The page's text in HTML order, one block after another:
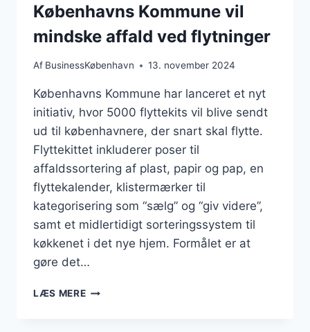
Københavns Kommune vil
mindske affald ved flytninger
Af BusinessKøbenhavn 13. november 2024
Københavns Kommune har lanceret et nyt
initiativ, hvor 5000 flyttekits vil blive sendt
ud til københavnere, der snart skal flytte.
Flyttekittet inkluderer poser til
affaldssortering af plast, papir og pap, en
flyttekalender, klistermærker til
kategorisering som “sælg” og “giv videre”,
samt et midlertidigt sorteringssystem til
køkkenet i det nye hjem. Formålet er at
gøre det…
LÆS MEREKØBENHAVNS